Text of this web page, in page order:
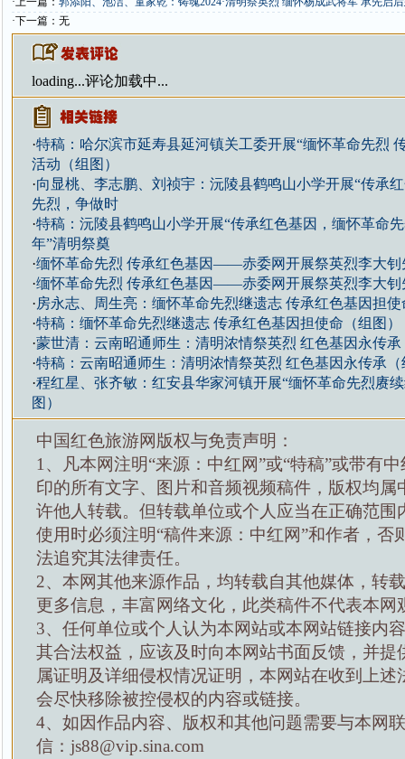
·下一篇：无
loading...评论加载中...
·特稿：哈尔滨市延寿县延河镇关工委开展“缅怀革命先烈
活动（组图）
·向显桃、李志鹏、刘祯宇：沅陵县鹤鸣山小学开展“传承
先烈，争做时
·特稿：沅陵县鹤鸣山小学开展“传承红色基因，缅怀革命
年”清明祭奠
·缅怀革命先烈 传承红色基因——赤委网开展祭英烈李大钊
·缅怀革命先烈 传承红色基因——赤委网开展祭英烈李大钊
·房永志、周生亮：缅怀革命先烈继遗志 传承红色基因担
·特稿：缅怀革命先烈继遗志 传承红色基因担使命（组图）
·蒙世清：云南昭通师生：清明浓情祭英烈 红色基因永传
·特稿：云南昭通师生：清明浓情祭英烈 红色基因永传承（
·程红星、张齐敏：红安县华家河镇开展“缅怀革命先烈赓
图）
中国红色旅游网版权与免责声明：
1、凡本网注明“来源：中红网”或“特稿”或带有
印的所有文字、图片和音频视频稿件，版权均属
许他人转载。但转载单位或个人应当在正确范围
使用时必须注明“稿件来源：中红网”和作者，否
法追究其法律责任。
2、本网其他来源作品，均转载自其他媒体，转
更多信息，丰富网络文化，此类稿件不代表本网
3、任何单位或个人认为本网站或本网站链接内
其合法权益，应该及时向本网站书面反馈，并提
属证明及详细侵权情况证明，本网站在收到上述
会尽快移除被控侵权的内容或链接。
4、如因作品内容、版权和其他问题需要与本网
信：js88@vip.sina.com